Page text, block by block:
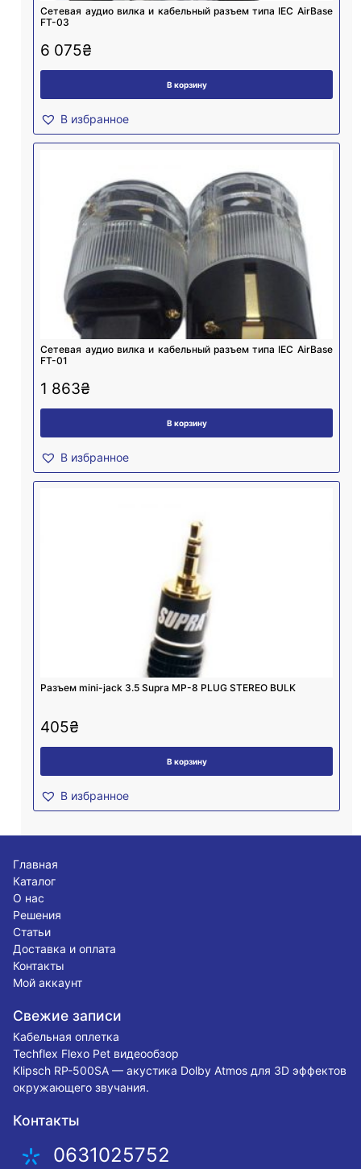
Cетевая аудио вилка и кабельный разъем типа IEC AirBase
FT-03
6 075₴
В корзину
В избранное
Cетевая аудио вилка и кабельный разъем типа IEC AirBase
FT-01
1 863₴
В корзину
В избранное
Разъем mini-jack 3.5 Supra MP-8 PLUG STEREO BULK
405₴
В корзину
В избранное
Главная
Каталог
О нас
Решения
Статьи
Доставка и оплата
Контакты
Мой аккаунт
Свежие записи
Кабельная оплетка
Techflex Flexo Pet видеообзор
Klipsch RP-500SA — акустика Dolby Atmos для 3D эффектов
окружающего звучания.
Контакты
0631025752